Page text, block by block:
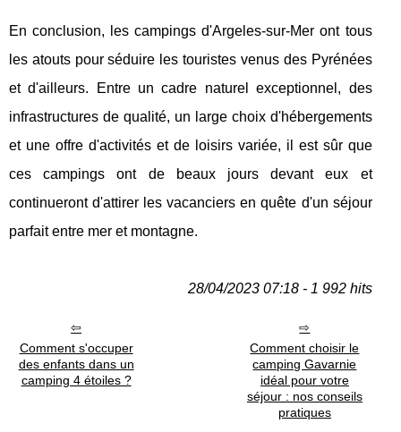
En conclusion, les campings d'Argeles-sur-Mer ont tous
les atouts pour séduire les touristes venus des Pyrénées
et d'ailleurs. Entre un cadre naturel exceptionnel, des
infrastructures de qualité, un large choix d'hébergements
et une offre d'activités et de loisirs variée, il est sûr que
ces campings ont de beaux jours devant eux et
continueront d'attirer les vacanciers en quête d'un séjour
parfait entre mer et montagne.
28/04/2023 07:18 - 1 992 hits
Comment s'occuper
des enfants dans un
camping 4 étoiles ?
Comment choisir le
camping Gavarnie
idéal pour votre
séjour : nos conseils
pratiques